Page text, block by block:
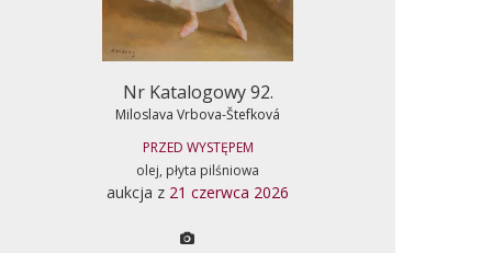
Nr Katalogowy 92.
Miloslava Vrbova-Štefková
PRZED WYSTĘPEM
olej, płyta pilśniowa
aukcja z 21 czerwca 2026